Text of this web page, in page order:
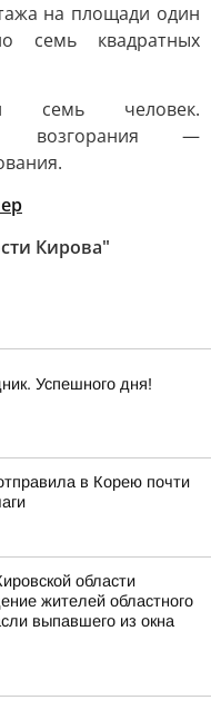
на площади один
семь квадратных
семь человек.
возгорания —
Кирова"
Успешного дня!
в Корею почти
области
жителей областного
выпавшего из окна